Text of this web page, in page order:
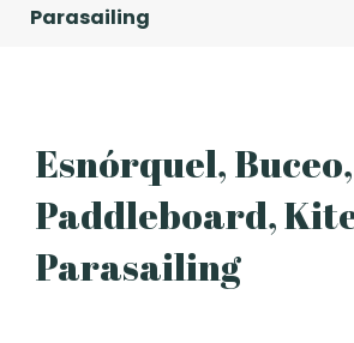
Parasailing
Esnórquel, Buceo,
Paddleboard,
Parasailing